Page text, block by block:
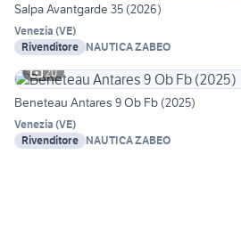
Salpa Avantgarde 35 (2026)
Venezia (VE)
Rivenditore NAUTICA ZABEO
20
Beneteau Antares 9 Ob Fb (2025)
Venezia (VE)
Rivenditore NAUTICA ZABEO